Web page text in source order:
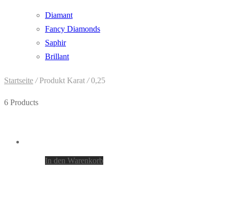
Diamant
Fancy Diamonds
Saphir
Brillant
Startseite /Produkt Karat /0,25
6 Products
In den Warenkorb